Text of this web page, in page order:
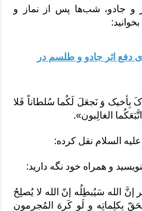
جادو، شب‌ها پس از نماز و
دفع اثر جادو و طلسم در
بِأخیک وَ نَجعَلَ لَکُما سُلطاناً فَلا
الغالِبون».
السلام نقل کرده:
و همراه خود نگه دارید:
الله سَیُبطِلُه إنّ الله لا یُصلِحُ
بِکلِماتِه و لَو کَرِهَ المُجرِمون